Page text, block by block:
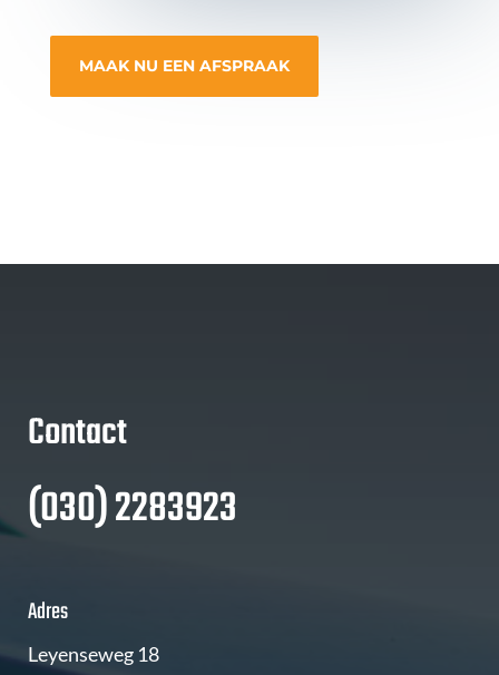
MAAK NU EEN AFSPRAAK
Contact
(030) 2283923
Adres
Leyenseweg 18